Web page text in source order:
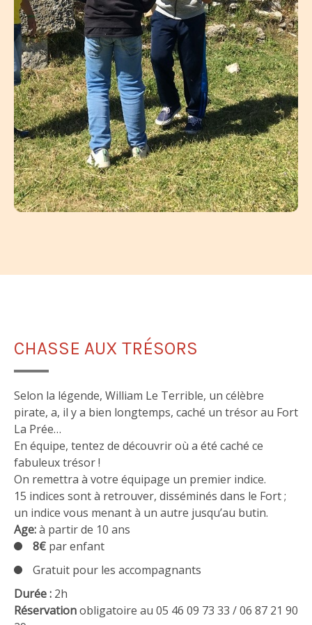
CHASSE AUX TRÉSORS
Selon la légende, William Le Terrible, un célèbre
pirate, a, il y a bien longtemps, caché un trésor au Fort
La Prée…
En équipe, tentez de découvrir où a été caché ce
fabuleux trésor !
On remettra à votre équipage un premier indice.
15 indices sont à retrouver, disséminés dans le Fort ;
un indice vous menant à un autre jusqu’au butin.
Age:à partir de 10 ans
8€ par enfant
Gratuit pour les accompagnants
Durée : 2h
Réservationobligatoire au 05 46 09 73 33 / 06 87 21 90